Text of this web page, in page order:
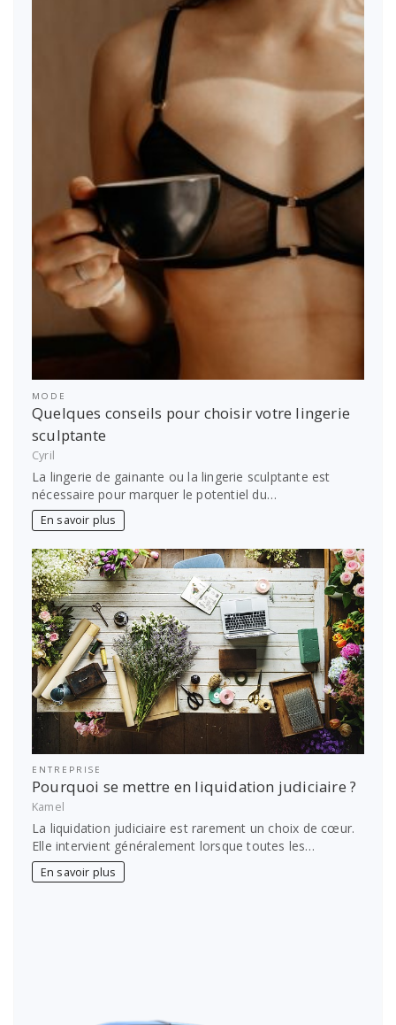
MODE
Quelques conseils pour choisir votre lingerie
sculptante
Cyril
La lingerie de gainante ou la lingerie sculptante est
nécessaire pour marquer le potentiel du…
En savoir plus
ENTREPRISE
Pourquoi se mettre en liquidation judiciaire ?
Kamel
La liquidation judiciaire est rarement un choix de cœur.
Elle intervient généralement lorsque toutes les…
En savoir plus